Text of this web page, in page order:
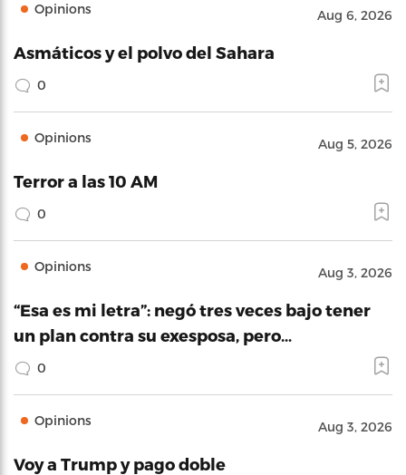
Opinions Aug 6, 2026
Asmáticos y el polvo del Sahara
0
Opinions Aug 5, 2026
Terror a las 10 AM
0
Opinions Aug 3, 2026
“Esa es mi letra”: negó tres veces bajo tener
un plan contra su exesposa, pero…
0
Opinions Aug 3, 2026
Voy a Trump y pago doble